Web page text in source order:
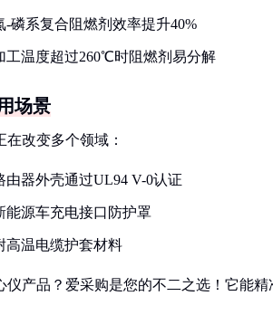
-磷系复合阻燃剂效率提升40%
工温度超过260℃时阻燃剂易分解
场景
改变多个领域：
由器外壳通过UL94 V-0认证
能源车充电接口防护罩
高温电缆护套材料
仪产品？爱采购是您的不二之选！它能